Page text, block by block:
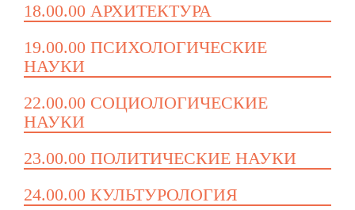
18.00.00 АРХИТЕКТУРА
19.00.00 ПСИХОЛОГИЧЕСКИЕ
НАУКИ
22.00.00 СОЦИОЛОГИЧЕСКИЕ
НАУКИ
23.00.00 ПОЛИТИЧЕСКИЕ НАУКИ
24.00.00 КУЛЬТУРОЛОГИЯ